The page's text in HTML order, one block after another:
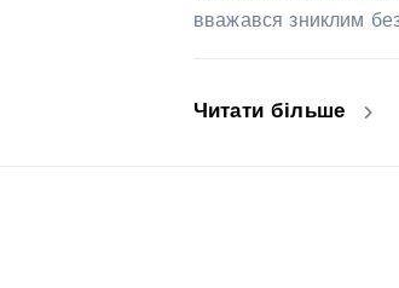
вважався зниклим
Читати більше